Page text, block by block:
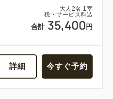
大人 2名 1室
税・サービス料込
合計 35,400 円
詳細 今すぐ予約